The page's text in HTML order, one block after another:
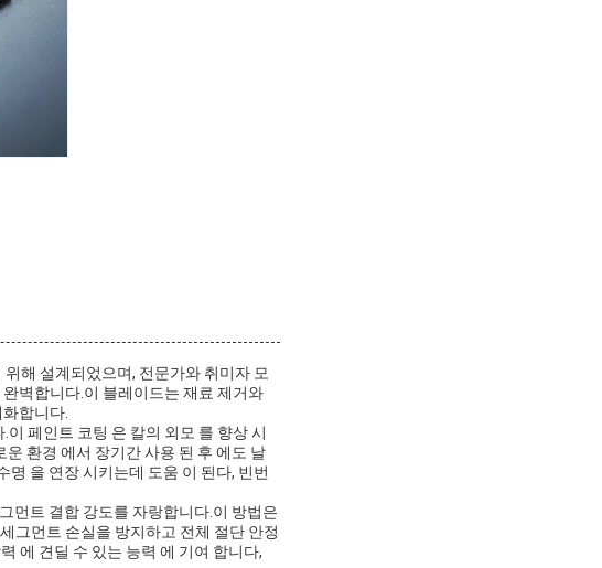
해 설계되었으며, 전문가와 취미자 모
벽합니다.이 블레이드는 재료 제거와
합니다.
페인트 코팅 은 칼의 외모 를 향상 시
환경 에서 장기간 사용 된 후 에도 날
명 을 연장 시키는데 도움 이 된다, 빈번
먼트 결합 강도를 자랑합니다.이 방법은
그먼트 손실을 방지하고 전체 절단 안정
에 견딜 수 있는 능력 에 기여 합니다,